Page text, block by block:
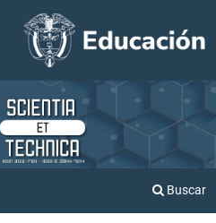
Buscar